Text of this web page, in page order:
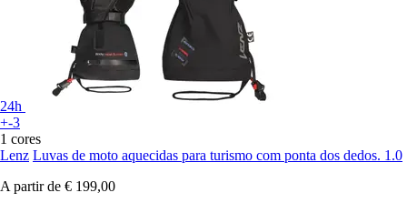
24h
+-3
1 cores
Lenz Luvas de moto aquecidas para turismo com ponta dos dedos. 1.0
A partir de € 199,00